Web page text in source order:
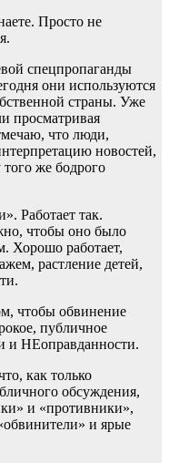
Просто не
спецпропаганды
они используются
страны. Уже
просматривая
что люди,
новостей,
же бодрого
Работает так.
чтобы оно было
Хорошо работает,
растление детей,
чтобы обвинение
публичное
и НЕоправданности.
как только
обсуждения,
и «противники»,
и ярые